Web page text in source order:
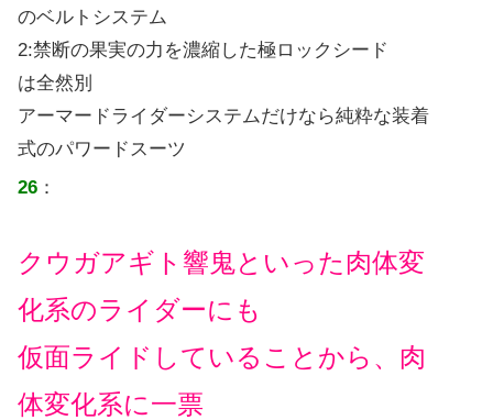
のベルトシステム
2:禁断の果実の力を濃縮した極ロックシード
は全然別
アーマードライダーシステムだけなら純粋な装着
式のパワードスーツ
26 ：
クウガアギト響鬼といった肉体変
化系のライダーにも
仮面ライドしていることから、肉
体変化系に一票